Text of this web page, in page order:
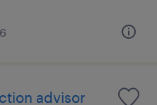
advisor